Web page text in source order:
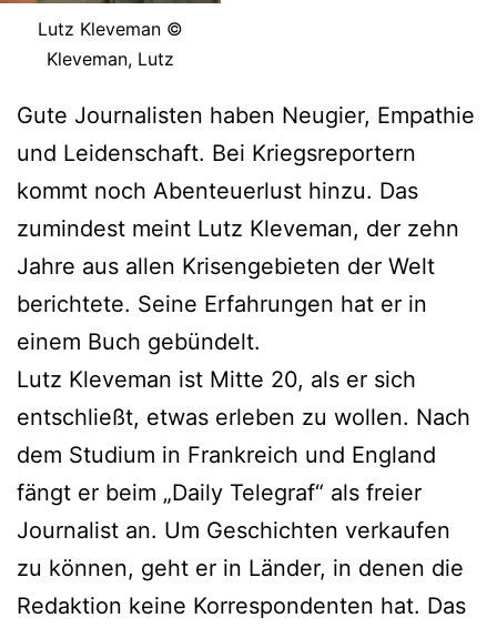
Lutz Kleveman ©
Kleveman, Lutz
Gute Journalisten haben Neugier, Empathie
und Leidenschaft. Bei Kriegsreportern
kommt noch Abenteuerlust hinzu. Das
zumindest meint Lutz Kleveman, der zehn
Jahre aus allen Krisengebieten der Welt
berichtete. Seine Erfahrungen hat er in
einem Buch gebündelt.
Lutz Kleveman ist Mitte 20, als er sich
entschließt, etwas erleben zu wollen. Nach
dem Studium in Frankreich und England
fängt er beim „Daily Telegraf“ als freier
Journalist an. Um Geschichten verkaufen
zu können, geht er in Länder, in denen die
Redaktion keine Korrespondenten hat. Das